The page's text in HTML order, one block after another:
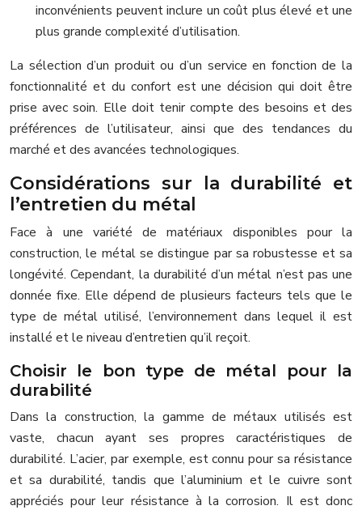
inconvénients peuvent inclure un coût plus élevé et une
plus grande complexité d’utilisation.
La sélection d’un produit ou d’un service en fonction de la
fonctionnalité et du confort est une décision qui doit être
prise avec soin. Elle doit tenir compte des besoins et des
préférences de l’utilisateur, ainsi que des tendances du
marché et des avancées technologiques.
Considérations sur la durabilité et
l’entretien du métal
Face à une variété de matériaux disponibles pour la
construction, le métal se distingue par sa robustesse et sa
longévité. Cependant, la durabilité d’un métal n’est pas une
donnée fixe. Elle dépend de plusieurs facteurs tels que le
type de métal utilisé, l’environnement dans lequel il est
installé et le niveau d’entretien qu’il reçoit.
Choisir le bon type de métal pour la
durabilité
Dans la construction, la gamme de métaux utilisés est
vaste, chacun ayant ses propres caractéristiques de
durabilité. L’acier, par exemple, est connu pour sa résistance
et sa durabilité, tandis que l’aluminium et le cuivre sont
appréciés pour leur résistance à la corrosion. Il est donc